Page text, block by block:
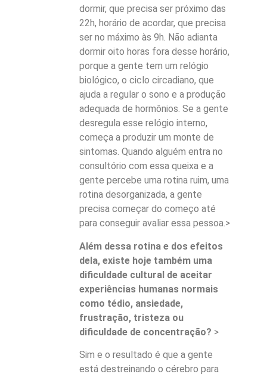
dormir, que precisa ser próximo das
22h, horário de acordar, que precisa
ser no máximo às 9h. Não adianta
dormir oito horas fora desse horário,
porque a gente tem um relógio
biológico, o ciclo circadiano, que
ajuda a regular o sono e a produção
adequada de hormônios. Se a gente
desregula esse relógio interno,
começa a produzir um monte de
sintomas. Quando alguém entra no
consultório com essa queixa e a
gente percebe uma rotina ruim, uma
rotina desorganizada, a gente
precisa começar do começo até
para conseguir avaliar essa pessoa.>
Além dessa rotina e dos efeitos
dela, existe hoje também uma
dificuldade cultural de aceitar
experiências humanas normais
como tédio, ansiedade,
frustração, tristeza ou
dificuldade de concentração? >
Sim e o resultado é que a gente
está destreinando o cérebro para